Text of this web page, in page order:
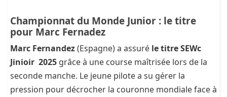
Championnat du Monde Junior : le titre
pour Marc Fernadez
Marc Fernandez(Espagne) a assuré le titre SEWc
Jinioir 2025 grâce à une course maîtrisée lors de la
seconde manche. Le jeune pilote a su gérer la
pression pour décrocher la couronne mondiale face à